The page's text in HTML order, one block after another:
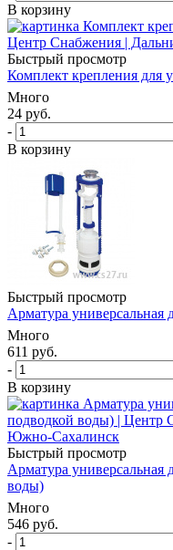
В корзину
Быстрый просмотр
Комплект крепления для
Много
24 руб.
-
В корзину
Быстрый просмотр
Арматура универсальная
Много
611 руб.
-
В корзину
Быстрый просмотр
Арматура универсальная
воды)
Много
546 руб.
-